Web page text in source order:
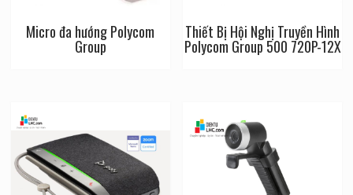
Micro đa hướng Polycom
Group
Thiết Bị Hội Nghị Truyền Hình
Polycom Group 500 720P-12X